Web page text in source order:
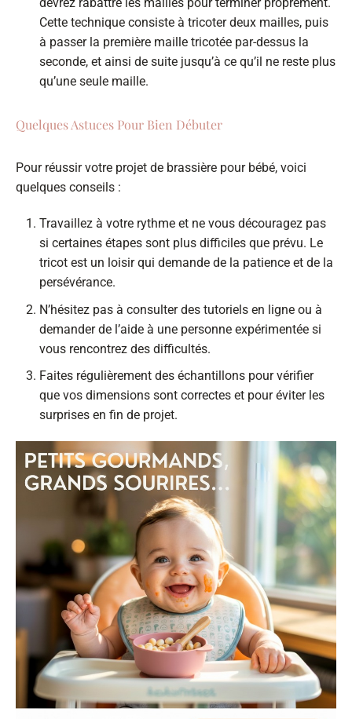
Cette technique consiste à tricoter deux mailles, puis
à passer la première maille tricotée par-dessus la
seconde, et ainsi de suite jusqu’à ce qu’il ne reste plus
qu’une seule maille.
Quelques Astuces Pour Bien Débuter
Pour réussir votre projet de brassière pour bébé, voici
quelques conseils :
Travaillez à votre rythme et ne vous découragez pas
si certaines étapes sont plus difficiles que prévu. Le
tricot est un loisir qui demande de la patience et de la
persévérance.
N’hésitez pas à consulter des tutoriels en ligne ou à
demander de l’aide à une personne expérimentée si
vous rencontrez des difficultés.
Faites régulièrement des échantillons pour vérifier
que vos dimensions sont correctes et pour éviter les
surprises en fin de projet.